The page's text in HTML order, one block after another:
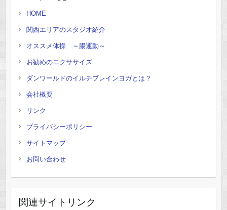
HOME
関西エリアのスタジオ紹介
オススメ体操 ～腸運動～
お勧めのエクササイズ
ダンワールドのイルチブレインヨガとは？
会社概要
リンク
プライバシーポリシー
サイトマップ
お問い合わせ
関連サイトリンク